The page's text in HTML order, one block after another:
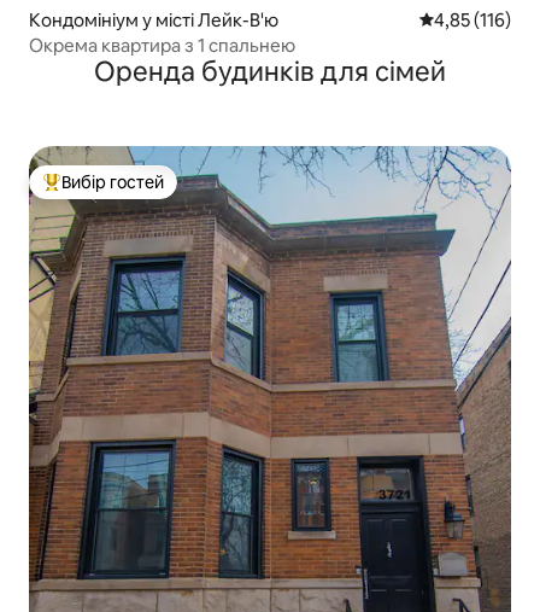
Кондомініум у місті Лейк-В'ю Середня
4,85 (116)
Окрема квартира з 1 спальнею
Оренда будинків для сімей
Топ вибір гостей
Вибір гостей